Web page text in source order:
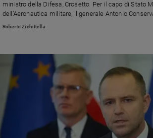
Privacy
Policy
Contatti
ministro della Difesa, Crosetto. Per il capo di Stato
dell’Aeronautica militare, il generale Antonio Conserva, bisogna investire per
"dominare il cyberspazio"
Roberto Zichittella